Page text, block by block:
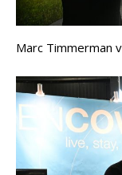
Marc Timmerman